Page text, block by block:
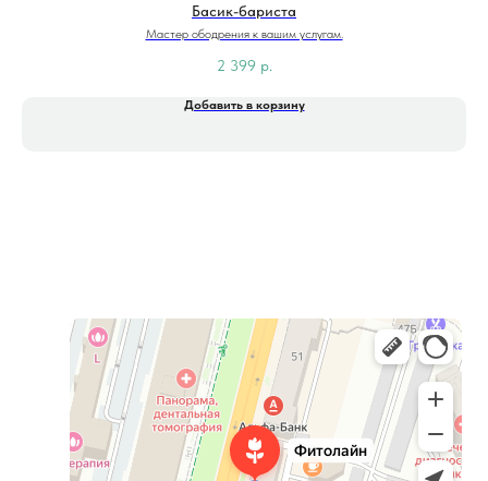
Басик-бариста
Мастер ободрения к вашим услугам.
2 399 р.
Добавить в корзину
Фитолайн
Магазин цветов в Чебоксарах
Магазин подарков и сувениров в Чебоксарах